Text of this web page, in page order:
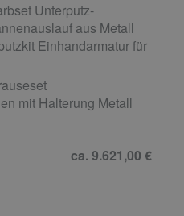
Unterputz-
aus Metall
Einhandarmatur für
mit Halterung Metall
ca. 9.621,00 €